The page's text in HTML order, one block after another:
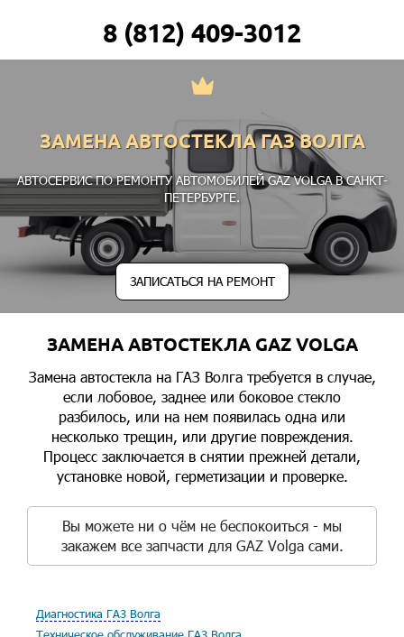
8 (812) 409-3012
ЗАМЕНА АВТОСТЕКЛА ГАЗ ВОЛГА
АВТОСЕРВИС ПО РЕМОНТУ АВТОМОБИЛЕЙ GAZ VOLGA В САНКТ-
ПЕТЕРБУРГЕ.
ЗАПИСАТЬСЯ НА РЕМОНТ
ЗАМЕНА АВТОСТЕКЛА GAZ VOLGA
Замена автостекла на ГАЗ Волга требуется в случае,
если лобовое, заднее или боковое стекло
разбилось, или на нем появилась одна или
несколько трещин, или другие повреждения.
Процесс заключается в снятии прежней детали,
установке новой, герметизации и проверке.
Вы можете ни о чём не беспокоиться - мы
закажем все запчасти для GAZ Volga сами.
Диагностика ГАЗ Волга